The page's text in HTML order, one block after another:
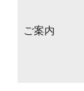
ご案内